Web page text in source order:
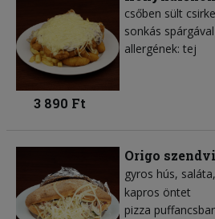
csőben sült
sonkás
allergének: tej
3 890 Ft
Origo
gyros hús saláta
kapros öntet
pizza